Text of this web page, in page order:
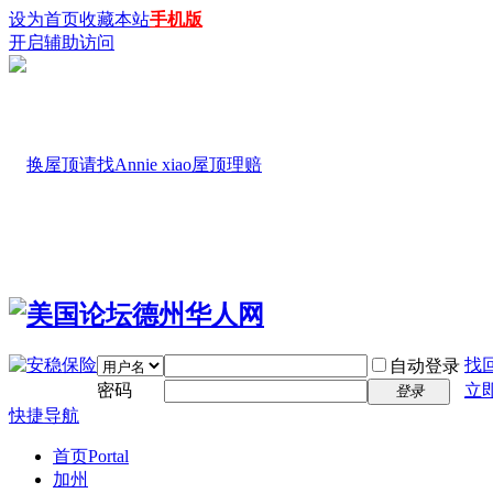
设为首页收藏本站手机版
开启辅助访问
自动登录 找
密码
登录
立
快捷导航
首页Portal
加州